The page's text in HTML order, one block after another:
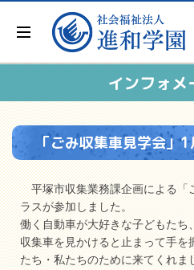
インフォメ
「ごみ収集車見学会」
平塚市収集業務課企画による「
ラスが参加しました。
働く自動車が大好きな子どもたち
収集車を見かけると止まって手を
たち・私たちのために来てくれま